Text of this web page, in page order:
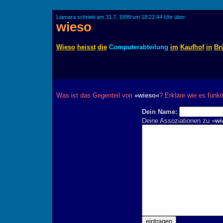
Liamara schrieb am 31.7. 1999 um 18:22:44 Uhr über
wieso
Wieso heisst dieComputerabteilung im Kaufhof in
Was ist das Gegenteil von »wieso«? Erkläre wie es
Dein Name:
Deine Assoziationen zu »